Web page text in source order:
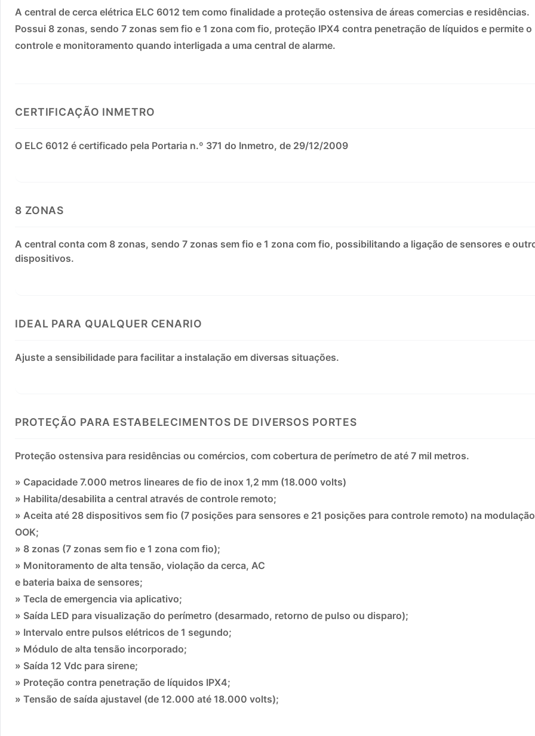
A central de cerca elétrica ELC 6012 tem como finalidade a proteção ostensiva de áreas comercias e residências.
Possui 8 zonas, sendo 7 zonas sem fio e 1 zona com fio, proteção IPX4 contra penetração de líquidos e permite o
controle e monitoramento quando interligada a uma central de alarme.
CERTIFICAÇÃO INMETRO
O ELC 6012 é certificado pela Portaria n.º 371 do Inmetro, de 29/12/2009
8 ZONAS
A central conta com 8 zonas, sendo 7 zonas sem fio e 1 zona com fio, possibilitando a ligação de sensores e
dispositivos.
IDEAL PARA QUALQUER CENARIO
Ajuste a sensibilidade para facilitar a instalação em diversas situações.
PROTEÇÃO PARA ESTABELECIMENTOS DE DIVERSOS PORTES
Proteção ostensiva para residências ou comércios, com cobertura de perímetro de até 7 mil metros.
» Capacidade 7.000 metros lineares de fio de inox 1,2 mm (18.000 volts)
» Habilita/desabilita a central através de controle remoto;
» Aceita até 28 dispositivos sem fio (7 posições para sensores e 21 posições para controle remoto) na modulação
OOK;
» 8 zonas (7 zonas sem fio e 1 zona com fio);
» Monitoramento de alta tensão, violação da cerca, AC
e bateria baixa de sensores;
» Tecla de emergencia via aplicativo;
» Saída LED para visualização do perímetro (desarmado, retorno de pulso ou disparo);
» Intervalo entre pulsos elétricos de 1 segundo;
» Módulo de alta tensão incorporado;
» Saída 12 Vdc para sirene;
» Proteção contra penetração de líquidos IPX4;
» Tensão de saída ajustavel (de 12.000 até 18.000 volts);